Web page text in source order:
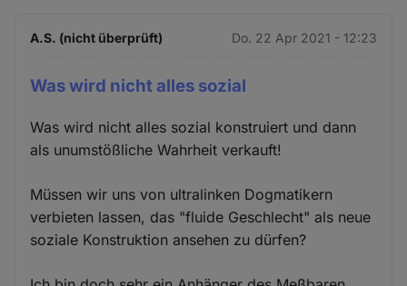
A.S. (nicht überprüft) Do. 22 Apr 2021 - 12:23
Was wird nicht alles sozial
Was wird nicht alles sozial konstruiert und dann
als unumstößliche Wahrheit verkauft!
Müssen wir uns von ultralinken Dogmatikern
verbieten lassen, das "fluide Geschlecht" als neue
soziale Konstruktion ansehen zu dürfen?